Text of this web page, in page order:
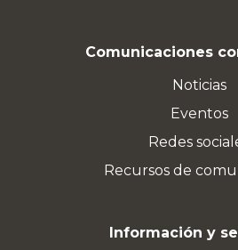
Comunicaciones
Noticias
Eventos
Redes
Recursos de
Información y